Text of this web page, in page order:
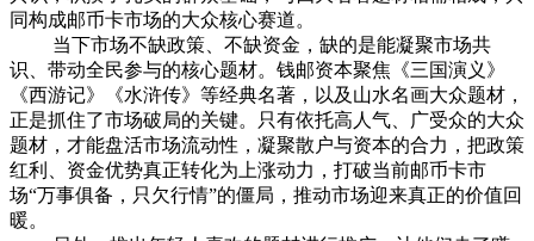
同构成邮币卡市场的大众核心赛道。
当下市场不缺政策、不缺资金，缺的是能凝聚市场共
识、带动全民参与的核心题材。钱邮资本聚焦《三国演义》
《西游记》《水浒传》等经典名著，以及山水名画大众题材，
正是抓住了市场破局的关键。只有依托高人气、广受众的大众
题材，才能盘活市场流动性，凝聚散户与资本的合力，把政策
红利、资金优势真正转化为上涨动力，打破当前邮币卡市
场“万事俱备，只欠行情”的僵局，推动市场迎来真正的价值回
暖。